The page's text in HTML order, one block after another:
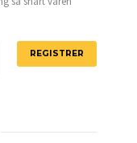
REGISTRER